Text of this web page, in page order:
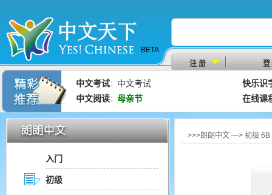
BETA
注 册
登
中文考试： 中文考试
快乐识
中文阅读： 母亲节 在线课
入门
初级
>>>朗朗中文 —> 初级